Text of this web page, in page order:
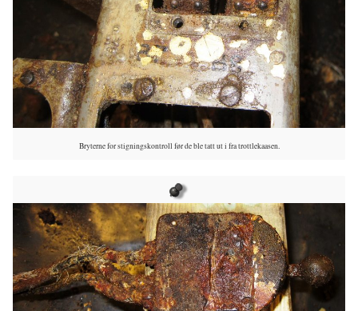
Bryterne for stigningskontroll før de ble tatt ut i fra trottlekaasen.